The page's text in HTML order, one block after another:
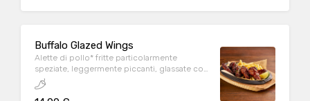
Buffalo Glazed Wings
Alette di pollo* fritte particolarmente
speziate, leggermente piccanti, glassate con
Korean sauce, sesamo tostato, prezzemolo,
lime e servite con patate* Fries